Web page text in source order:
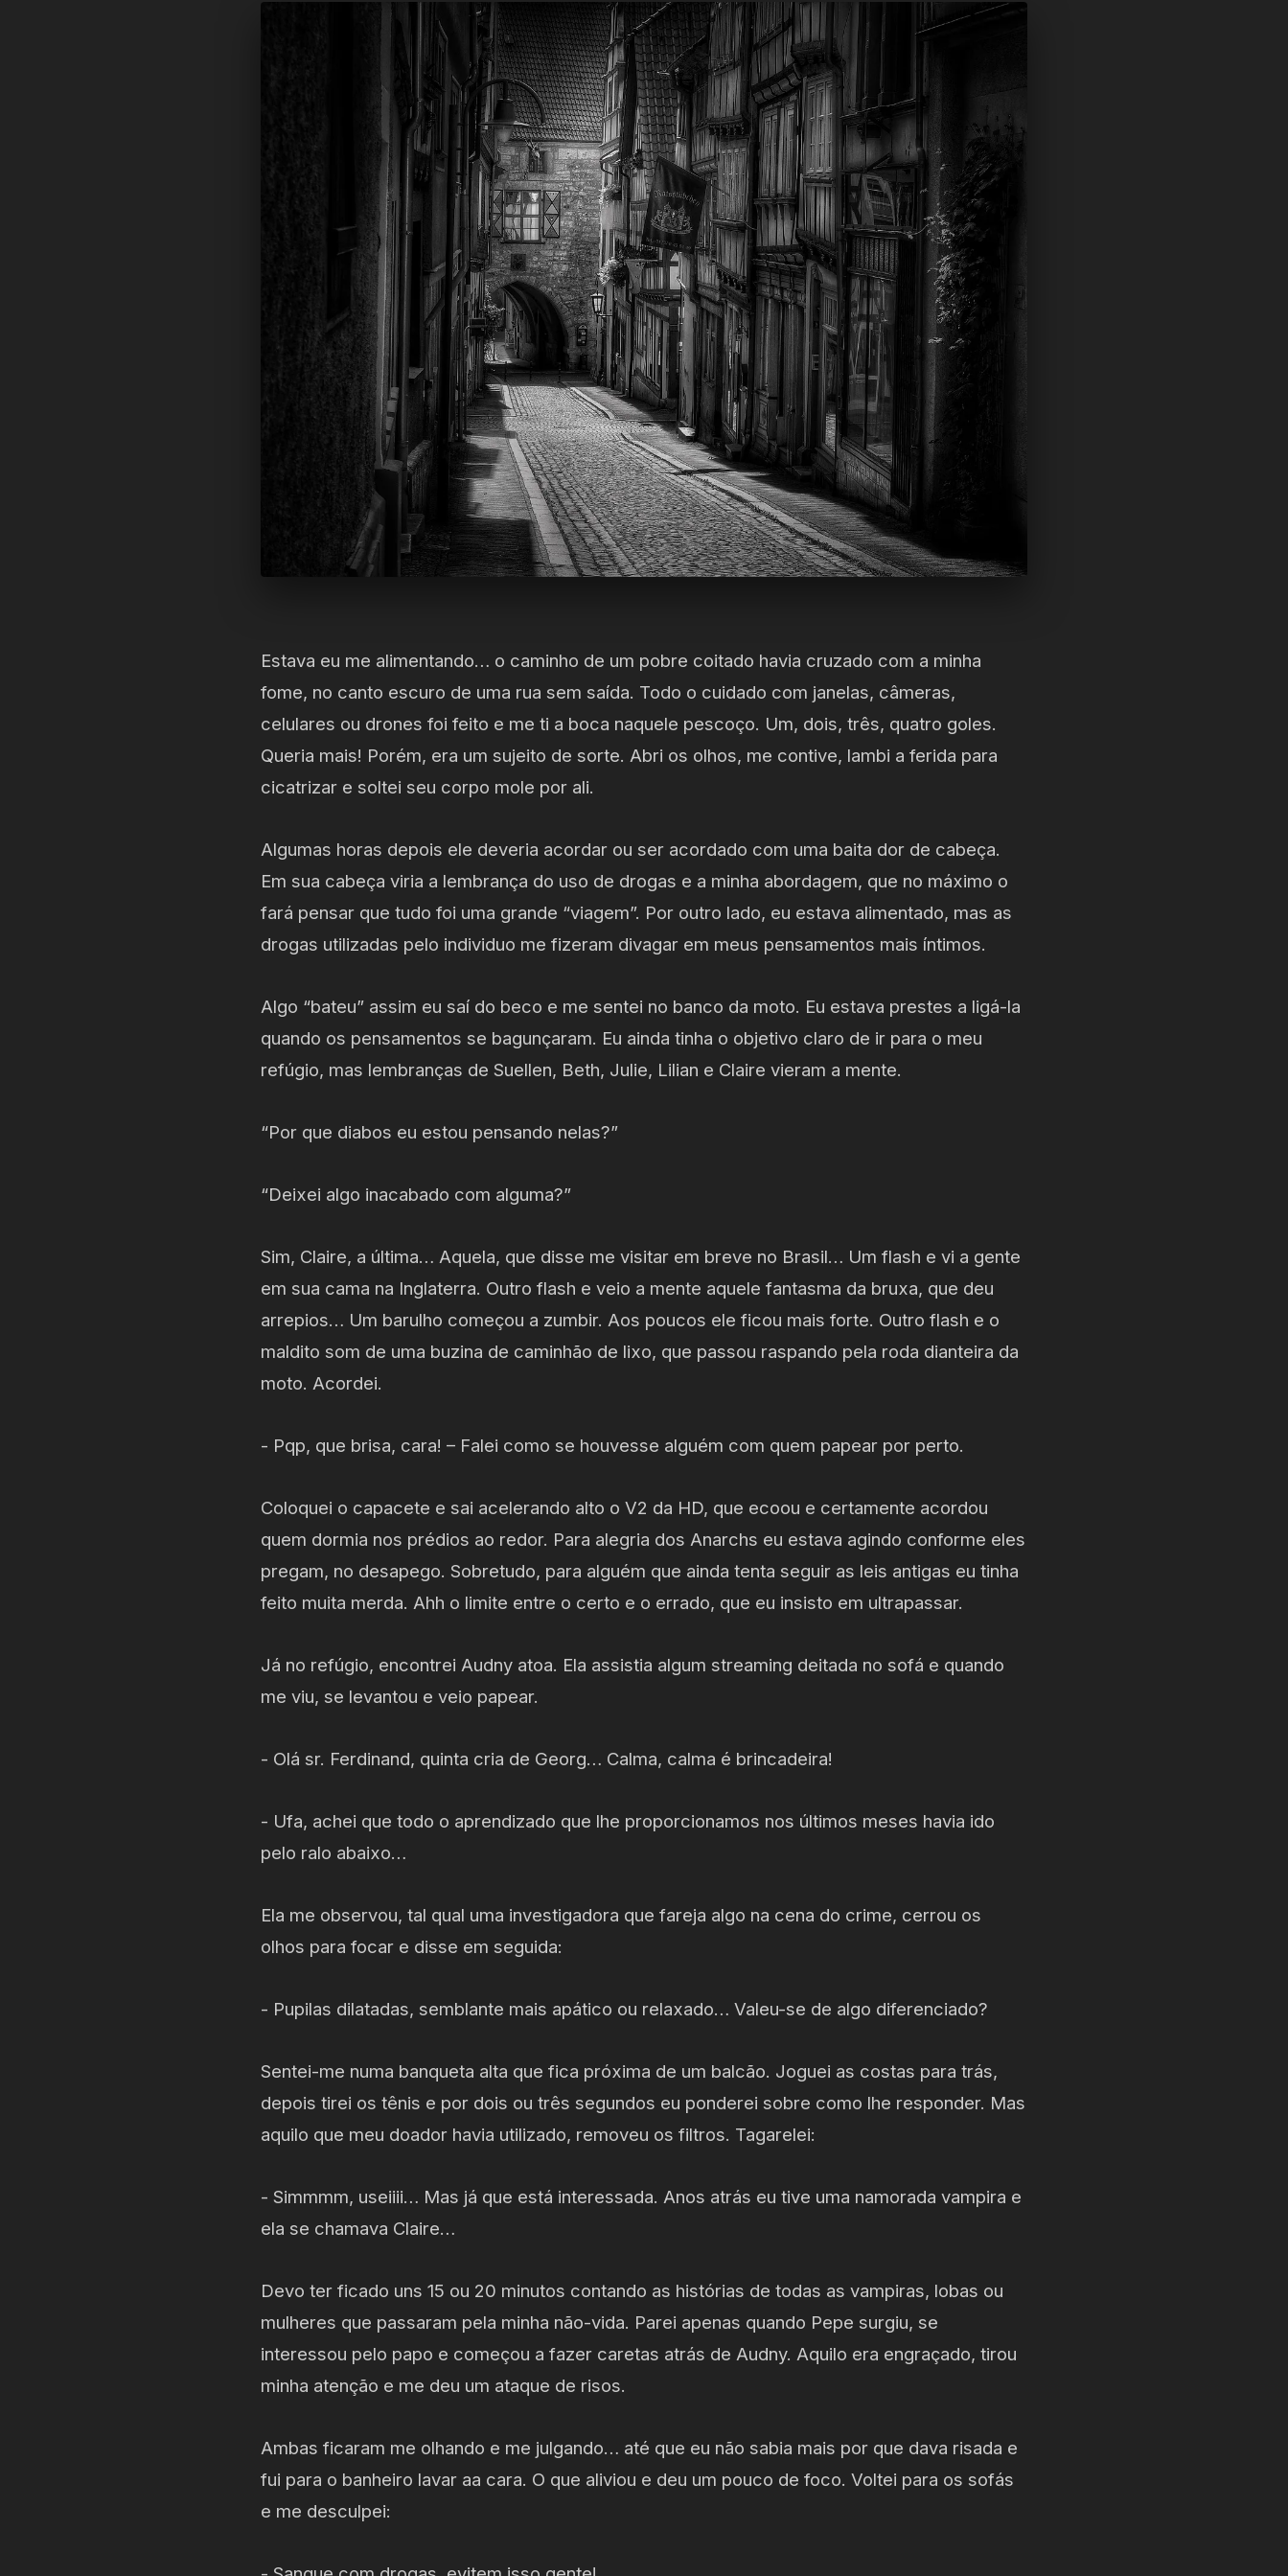
Estava eu me alimentando… o caminho de um pobre coitado havia cruzado com a minha
fome, no canto escuro de uma rua sem saída. Todo o cuidado com janelas, câmeras,
celulares ou drones foi feito e me ti a boca naquele pescoço. Um, dois, três, quatro goles.
Queria mais! Porém, era um sujeito de sorte. Abri os olhos, me contive, lambi a ferida para
cicatrizar e soltei seu corpo mole por ali.
Algumas horas depois ele deveria acordar ou ser acordado com uma baita dor de cabeça.
Em sua cabeça viria a lembrança do uso de drogas e a minha abordagem, que no máximo o
fará pensar que tudo foi uma grande “viagem”. Por outro lado, eu estava alimentado, mas as
drogas utilizadas pelo individuo me fizeram divagar em meus pensamentos mais íntimos.
Algo “bateu” assim eu saí do beco e me sentei no banco da moto. Eu estava prestes a ligá-la
quando os pensamentos se bagunçaram. Eu ainda tinha o objetivo claro de ir para o meu
refúgio, mas lembranças de Suellen, Beth, Julie, Lilian e Claire vieram a mente.
“Por que diabos eu estou pensando nelas?”
“Deixei algo inacabado com alguma?”
Sim, Claire, a última… Aquela, que disse me visitar em breve no Brasil… Um flash e vi a gente
em sua cama na Inglaterra. Outro flash e veio a mente aquele fantasma da bruxa, que deu
arrepios… Um barulho começou a zumbir. Aos poucos ele ficou mais forte. Outro flash e o
maldito som de uma buzina de caminhão de lixo, que passou raspando pela roda dianteira da
moto. Acordei.
- Pqp, que brisa, cara! – Falei como se houvesse alguém com quem papear por perto.
Coloquei o capacete e sai acelerando alto o V2 da HD, que ecoou e certamente acordou
quem dormia nos prédios ao redor. Para alegria dos Anarchs eu estava agindo conforme eles
pregam, no desapego. Sobretudo, para alguém que ainda tenta seguir as leis antigas eu tinha
feito muita merda. Ahh o limite entre o certo e o errado, que eu insisto em ultrapassar.
Já no refúgio, encontrei Audny atoa. Ela assistia algum streaming deitada no sofá e quando
me viu, se levantou e veio papear.
- Olá sr. Ferdinand, quinta cria de Georg… Calma, calma é brincadeira!
- Ufa, achei que todo o aprendizado que lhe proporcionamos nos últimos meses havia ido
pelo ralo abaixo…
Ela me observou, tal qual uma investigadora que fareja algo na cena do crime, cerrou os
olhos para focar e disse em seguida:
- Pupilas dilatadas, semblante mais apático ou relaxado… Valeu-se de algo diferenciado?
Sentei-me numa banqueta alta que fica próxima de um balcão. Joguei as costas para trás,
depois tirei os tênis e por dois ou três segundos eu ponderei sobre como lhe responder. Mas
aquilo que meu doador havia utilizado, removeu os filtros. Tagarelei:
- Simmmm, useiiii… Mas já que está interessada. Anos atrás eu tive uma namorada vampira e
ela se chamava Claire…
Devo ter ficado uns 15 ou 20 minutos contando as histórias de todas as vampiras, lobas ou
mulheres que passaram pela minha não-vida. Parei apenas quando Pepe surgiu, se
interessou pelo papo e começou a fazer caretas atrás de Audny. Aquilo era engraçado, tirou
minha atenção e me deu um ataque de risos.
Ambas ficaram me olhando e me julgando… até que eu não sabia mais por que dava risada e
fui para o banheiro lavar aa cara. O que aliviou e deu um pouco de foco. Voltei para os sofás
e me desculpei: